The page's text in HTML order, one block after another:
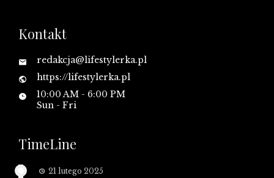
Kontakt
redakcja@lifestylerka.pl
https://lifestylerka.pl
10:00 AM - 6:00 PM
Sun - Fri
TimeLine
21 lutego 2025